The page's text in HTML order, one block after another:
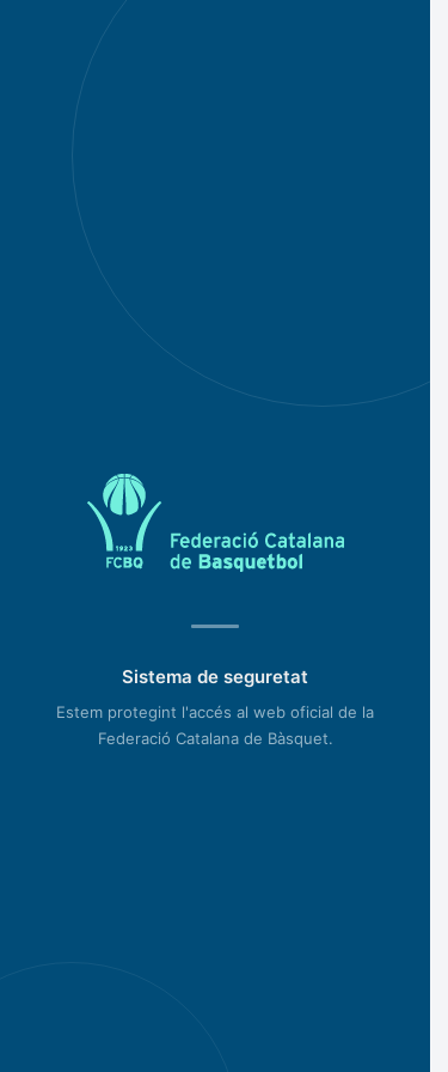
Sistema de seguretat
Estem protegint l'accés al web oficial de la
Federació Catalana de Bàsquet.